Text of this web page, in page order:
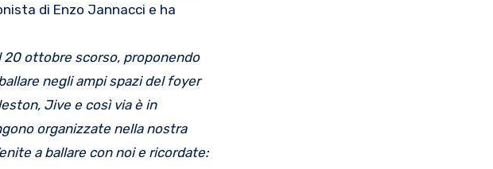
di Enzo Jannacci e ha
20 ottobre scorso, proponendo
negli ampi spazi del foyer
Jive e così via è in
organizzate nella nostra
a ballare con noi e ricordate: